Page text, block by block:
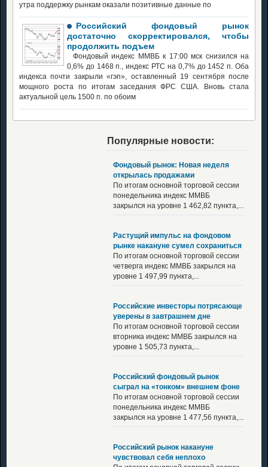
утра поддержку рынкам оказали позитивные данные по
Российский фондовый рынок
достаточно скорректировался, чтобы
продолжить подъем
Фондовый индекс ММВБ к 17:00 мск снизился на
0,6% до 1468 п., индекс РТС на 0,7% до 1452 п. Оба
индекса почти закрыли «гэп», оставленный 19 сентября после
мощного роста по итогам заседания ФРС США. Вновь стала
актуальной цель 1500 п. по обоим
Популярные новости:
Фондовый рынок: Новая неделя
открылась продажами
По итогам основной торговой сессии
понедельника индекс ММВБ
закрылся на уровне 1 462,82 пункта,...
Растущий импульс на фондовом
рынке накануне сумел сохраниться
По итогам основной торговой сессии
четверга индекс ММВБ закрылся на
уровне 1 497,99 пункта,...
Российские инвесторы потрясающе
уверены в завтрашнем дне
По итогам основной торговой сессии
вторника индекс ММВБ закрылся на
уровне 1 505,73 пункта,...
Российский фондовый рынок
сыграл на «тонком» внешнем фоне
По итогам основной торговой сессии
понедельника индекс ММВБ
закрылся на уровне 1 477,56 пункта,...
Российский рынок накануне
чувствовал себя неплохо